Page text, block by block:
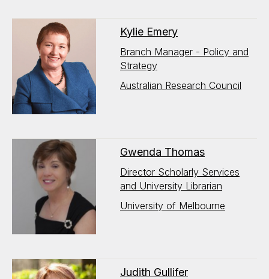
Kylie Emery
Branch Manager - Policy and
Strategy
Australian Research Council
Gwenda Thomas
Director Scholarly Services
and University Librarian
University of Melbourne
Judith Gullifer